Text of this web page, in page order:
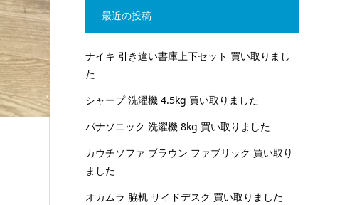
最近の投稿
ナイキ 引き違い書庫上下セット 買い取りまし
た
シャープ 洗濯機 4.5kg 買い取りました
パナソニック 洗濯機 8kg 買い取りました
カウチソファ ブラウン ファブリック 買い取り
ました
オカムラ 脇机 サイドデスク 買い取りました